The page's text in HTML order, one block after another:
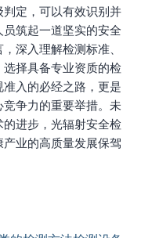
定，可以有效识别并
筑起一道坚实的安全
深入理解检测标准、
择具备专业资质的检
入的必经之路，更是
争力的重要举措。未
进步，光辐射安全检
业的高质量发展保驾